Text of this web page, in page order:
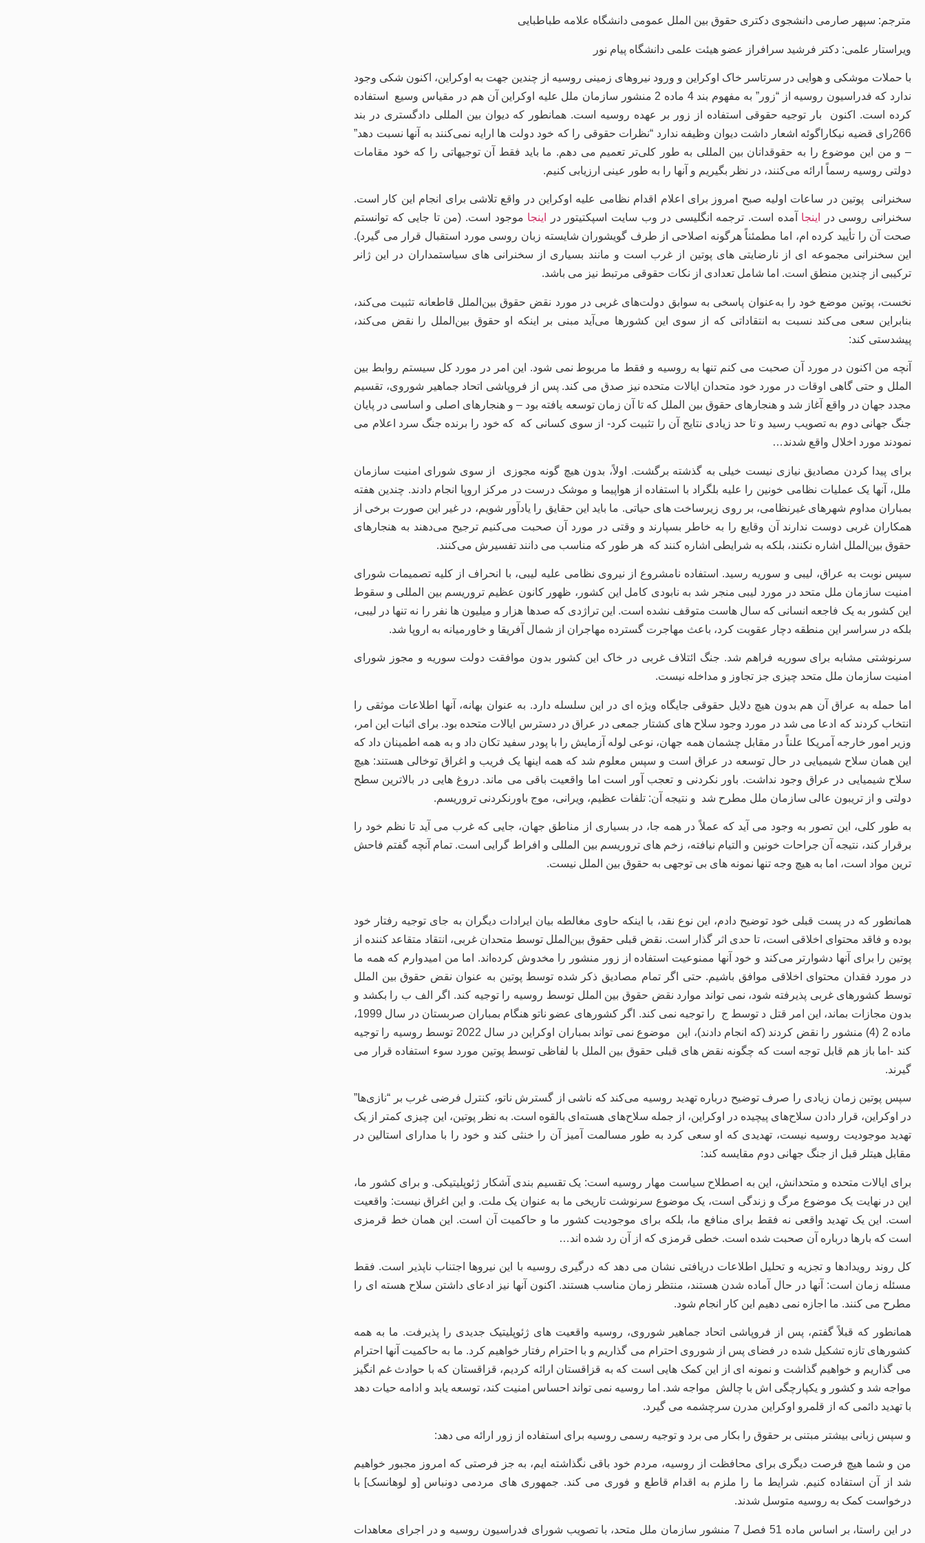
مترجم: سپهر صارمی دانشجوی دکتری حقوق بین الملل عمومی دانشگاه علامه طباطبایی
ویراستار علمی: دکتر فرشید سرافراز عضو هیئت علمی دانشگاه پیام نور
با حملات موشکی و هوایی در سرتاسر خاک اوکراین و ورود نیروهای زمینی روسیه از چندین جهت به اوکراین، اکنون شکی وجود
ندارد که فدراسیون روسیه از “زور” به مفهوم بند 4 ماده 2 منشور سازمان ملل علیه اوکراین آن هم در مقیاس وسیع استفاده
کرده است. اکنون بار توجیه حقوقی استفاده از زور بر عهده روسیه است. همانطور که دیوان بین المللی دادگستری در بند
266رای قضیه نیکاراگوئه اشعار داشت دیوان وظیفه ندارد “نظرات حقوقی را که خود دولت ها ارایه نمی‌کنند به آنها نسبت دهد”
– و من این موضوع را به حقوقدانان بین المللی به طور کلی‌تر تعمیم می دهم. ما باید فقط آن توجیهاتی را که خود مقامات
دولتی روسیه رسماً ارائه می‌کنند، در نظر بگیریم و آنها را به طور عینی ارزیابی کنیم.
سخنرانی پوتین در ساعات اولیه صبح امروز برای اعلام اقدام نظامی علیه اوکراین در واقع تلاشی برای انجام این کار است.
سخنرانی روسی در
اینجا آمده است. ترجمه انگلیسی در وب سایت اسپکتیتور در اینجا موجود است. (من تا جایی که توانستم
صحت آن را تأیید کرده ام، اما مطمئناً هرگونه اصلاحی از طرف گویشوران شایسته زبان روسی مورد استقبال قرار می گیرد).
این سخنرانی مجموعه ای از نارضایتی های پوتین از غرب است و مانند بسیاری از سخنرانی های سیاستمداران در این ژانر
ترکیبی از چندین منطق است. اما شامل تعدادی از نکات حقوقی مرتبط نیز می باشد.
نخست، پوتین موضع خود را به‌عنوان پاسخی به سوابق دولت‌های غربی در مورد نقض حقوق بین‌الملل قاطعانه تثبیت می‌کند،
بنابراین سعی می‌کند نسبت به انتقاداتی که از سوی این کشورها می‌آید مبنی بر اینکه او حقوق بین‌الملل را نقض می‌کند،
پیشدستی کند:
آنچه من اکنون در مورد آن صحبت می کنم تنها به روسیه و فقط ما مربوط نمی شود. این امر در مورد کل سیستم روابط بین
الملل و حتی گاهی اوقات در مورد خود متحدان ایالات متحده نیز صدق می کند. پس از فروپاشی اتحاد جماهیر شوروی، تقسیم
مجدد جهان در واقع آغاز شد و هنجارهای حقوق بین الملل که تا آن زمان توسعه یافته بود – و هنجارهای اصلی و اساسی در پایان
جنگ جهانی دوم به تصویب رسید و تا حد زیادی نتایج آن را تثبیت کرد- از سوی کسانی که که خود را برنده جنگ سرد اعلام می
نمودند مورد اخلال واقع شدند…
برای پیدا کردن مصادیق نیازی نیست خیلی به گذشته برگشت. اولاً، بدون هیچ گونه مجوزی از سوی شورای امنیت سازمان
ملل، آنها یک عملیات نظامی خونین را علیه بلگراد با استفاده از هواپیما و موشک درست در مرکز اروپا انجام دادند. چندین هفته
بمباران مداوم شهرهای غیرنظامی، بر روی زیرساخت های حیاتی. ما باید این حقایق را یادآور شویم، در غیر این صورت برخی از
همکاران غربی دوست ندارند آن وقایع را به خاطر بسپارند و وقتی در مورد آن صحبت می‌کنیم ترجیح می‌دهند به هنجارهای
حقوق بین‌الملل اشاره نکنند، بلکه به شرایطی اشاره کنند که هر طور که مناسب می دانند تفسیرش می‌کنند.
سپس نوبت به عراق، لیبی و سوریه رسید. استفاده نامشروع از نیروی نظامی علیه لیبی، با انحراف از کلیه تصمیمات شورای
امنیت سازمان ملل متحد در مورد لیبی منجر شد به نابودی کامل این کشور، ظهور کانون عظیم تروریسم بین المللی و سقوط
این کشور به یک فاجعه انسانی که سال هاست متوقف نشده است. این تراژدی که صدها هزار و میلیون ها نفر را نه تنها در لیبی،
بلکه در سراسر این منطقه دچار عقوبت کرد، باعث مهاجرت گسترده مهاجران از شمال آفریقا و خاورمیانه به اروپا شد.
سرنوشتی مشابه برای سوریه فراهم شد. جنگ ائتلاف غربی در خاک این کشور بدون موافقت دولت سوریه و مجوز شورای
امنیت سازمان ملل متحد چیزی جز تجاوز و مداخله نیست.
اما حمله به عراق آن هم بدون هیچ دلایل حقوقی جایگاه ویژه ای در این سلسله دارد. به عنوان بهانه، آنها اطلاعات موثقی را
انتخاب کردند که ادعا می شد در مورد وجود سلاح های کشتار جمعی در عراق در دسترس ایالات متحده بود. برای اثبات این امر،
وزیر امور خارجه آمریکا علناً در مقابل چشمان همه جهان، نوعی لوله آزمایش را با پودر سفید تکان داد و به همه اطمینان داد که
این همان سلاح شیمیایی در حال توسعه در عراق است و سپس معلوم شد که همه اینها یک فریب و اغراق توخالی هستند: هیچ
سلاح شیمیایی در عراق وجود نداشت. باور نکردنی و تعجب آور است اما واقعیت باقی می ماند. دروغ هایی در بالاترین سطح
دولتی و از تریبون عالی سازمان ملل مطرح شد و نتیجه آن: تلفات عظیم، ویرانی، موج باورنکردنی تروریسم.
به طور کلی، این تصور به وجود می آید که عملاً در همه جا، در بسیاری از مناطق جهان، جایی که غرب می آید تا نظم خود را
برقرار کند، نتیجه آن جراحات خونین و التیام نیافته، زخم های تروریسم بین المللی و افراط گرایی است. تمام آنچه گفتم فاحش
ترین مواد است، اما به هیچ وجه تنها نمونه های بی توجهی به حقوق بین الملل نیست.
همانطور که در پست قبلی خود توضیح دادم، این نوع نقد، با اینکه حاوی مغالطه بیان ایرادات دیگران به جای توجیه رفتار خود
بوده و فاقد محتوای اخلاقی است، تا حدی اثر گذار است. نقض قبلی حقوق بین‌الملل توسط متحدان غربی، انتقاد متقاعد کننده از
پوتین را برای آنها دشوارتر می‌کند و خود آنها ممنوعیت استفاده از زور منشور را مخدوش کرده‌اند. اما من امیدوارم که همه ما
در مورد فقدان محتوای اخلاقی موافق باشیم. حتی اگر تمام مصادیق ذکر شده توسط پوتین به عنوان نقض حقوق بین الملل
توسط کشورهای غربی پذیرفته شود، نمی تواند موارد نقض حقوق بین الملل توسط روسیه را توجیه کند. اگر الف ب را بکشد و
بدون مجازات بماند، این امر قتل د توسط ج را توجیه نمی کند. اگر کشورهای عضو ناتو هنگام بمباران صربستان در سال 1999،
ماده 2 (4) منشور را نقض کردند (که انجام دادند)، این موضوع نمی تواند بمباران اوکراین در سال 2022 توسط روسیه را توجیه
کند -اما باز هم قابل توجه است که چگونه نقض های قبلی حقوق بین الملل با لفاظی توسط پوتین مورد سوء استفاده قرار می
گیرند.
سپس پوتین زمان زیادی را صرف توضیح درباره تهدید روسیه می‌کند که ناشی از گسترش ناتو، کنترل فرضی غرب بر “نازی‌ها”
در اوکراین، قرار دادن سلاح‌های پیچیده در اوکراین، از جمله سلاح‌های هسته‌ای بالقوه است. به نظر پوتین، این چیزی کمتر از یک
تهدید موجودیت روسیه نیست، تهدیدی که او سعی کرد به طور مسالمت آمیز آن را خنثی کند و خود را با مدارای استالین در
مقابل هیتلر قبل از جنگ جهانی دوم مقایسه کند:
برای ایالات متحده و متحدانش، این به اصطلاح سیاست مهار روسیه است: یک تقسیم بندی آشکار ژئوپلیتیکی. و برای کشور ما،
این در نهایت یک موضوع مرگ و زندگی است، یک موضوع سرنوشت تاریخی ما به عنوان یک ملت. و این اغراق نیست: واقعیت
است. این یک تهدید واقعی نه فقط برای منافع ما، بلکه برای موجودیت کشور ما و حاکمیت آن است. این همان خط قرمزی
است که بارها درباره آن صحبت شده است. خطی قرمزی که از آن رد شده اند…
کل روند رویدادها و تجزیه و تحلیل اطلاعات دریافتی نشان می دهد که درگیری روسیه با این نیروها اجتناب ناپذیر است. فقط
مسئله زمان است: آنها در حال آماده شدن هستند، منتظر زمان مناسب هستند. اکنون آنها نیز ادعای داشتن سلاح هسته ای را
مطرح می کنند. ما اجازه نمی دهیم این کار انجام شود.
همانطور که قبلاً گفتم، پس از فروپاشی اتحاد جماهیر شوروی، روسیه واقعیت های ژئوپلیتیک جدیدی را پذیرفت. ما به همه
کشورهای تازه تشکیل شده در فضای پس از شوروی احترام می گذاریم و با احترام رفتار خواهیم کرد. ما به حاکمیت آنها احترام
می گذاریم و خواهیم گذاشت و نمونه ای از این کمک هایی است که به قزاقستان ارائه کردیم، قزاقستان که با حوادث غم انگیز
مواجه شد و کشور و یکپارچگی اش با چالش مواجه شد. اما روسیه نمی تواند احساس امنیت کند، توسعه یابد و ادامه حیات دهد
با تهدید دائمی که از قلمرو اوکراین مدرن سرچشمه می گیرد.
و سپس زبانی بیشتر مبتنی بر حقوق را بکار می برد و توجیه رسمی روسیه برای استفاده از زور ارائه می دهد:
من و شما هیچ فرصت دیگری برای محافظت از روسیه، مردم خود باقی نگذاشته ایم، به جز فرصتی که امروز مجبور خواهیم
شد از آن استفاده کنیم. شرایط ما را ملزم به اقدام قاطع و فوری می کند. جمهوری های مردمی دونباس [و لوهانسک] با
درخواست کمک به روسیه متوسل شدند.
در این راستا، بر اساس ماده 51 فصل 7 منشور سازمان ملل متحد، با تصویب شورای فدراسیون روسیه و در اجرای معاهدات